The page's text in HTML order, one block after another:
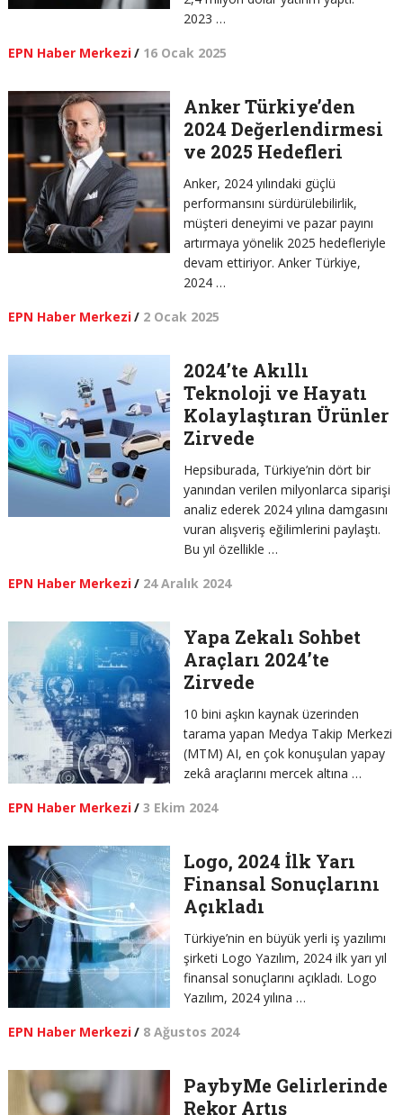
2023 …
EPN Haber Merkezi/ 16 Ocak 2025
Anker Türkiye’den
2024 Değerlendirmesi
ve 2025 Hedefleri
Anker, 2024 yılındaki güçlü
performansını sürdürülebilirlik,
müşteri deneyimi ve pazar payını
artırmaya yönelik 2025 hedefleriyle
devam ettiriyor. Anker Türkiye,
2024 …
EPN Haber Merkezi/ 2 Ocak 2025
2024’te Akıllı
Teknoloji ve Hayatı
Kolaylaştıran Ürünler
Zirvede
Hepsiburada, Türkiye’nin dört bir
yanından verilen milyonlarca siparişi
analiz ederek 2024 yılına damgasını
vuran alışveriş eğilimlerini paylaştı.
Bu yıl özellikle …
EPN Haber Merkezi/ 24 Aralık 2024
Yapa Zekalı Sohbet
Araçları 2024’te
Zirvede
10 bini aşkın kaynak üzerinden
tarama yapan Medya Takip Merkezi
(MTM) AI, en çok konuşulan yapay
zekâ araçlarını mercek altına …
EPN Haber Merkezi/ 3 Ekim 2024
Logo, 2024 İlk Yarı
Finansal Sonuçlarını
Açıkladı
Türkiye’nin en büyük yerli iş yazılımı
şirketi Logo Yazılım, 2024 ilk yarı yıl
finansal sonuçlarını açıkladı. Logo
Yazılım, 2024 yılına …
EPN Haber Merkezi/ 8 Ağustos 2024
PaybyMe Gelirlerinde
Rekor Artış